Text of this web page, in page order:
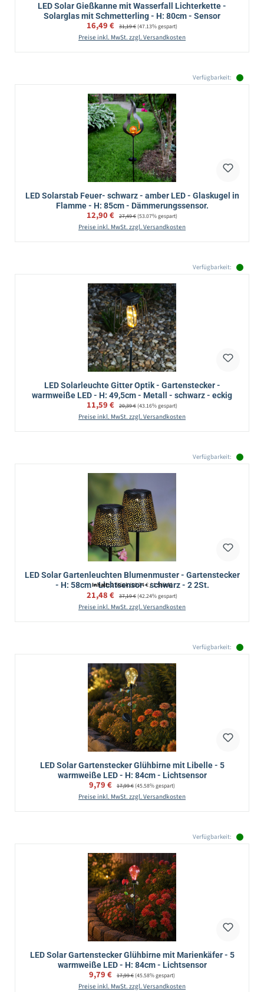
LED Solar Gießkanne mit Wasserfall Lichterkette -
Solarglas mit Schmetterling - H: 80cm - Sensor
Verkaufspreis:
16,49 € Regulärer Preis:
31,19 €(47.13% gespart)
Preise inkl. MwSt. zzgl. Versandkosten
Verfügbarkeit:
LED Solarstab Feuer- schwarz - amber LED - Glaskugel in
Flamme - H: 85cm - Dämmerungssensor.
Verkaufspreis:
12,90 € Regulärer Preis:
27,49 €(53.07% gespart)
Preise inkl. MwSt. zzgl. Versandkosten
Verfügbarkeit:
LED Solarleuchte Gitter Optik - Gartenstecker -
warmweiße LED - H: 49,5cm - Metall - schwarz - eckig
Verkaufspreis:
11,59 € Regulärer Preis:
20,39 €(43.16% gespart)
Preise inkl. MwSt. zzgl. Versandkosten
Verfügbarkeit:
LED Solar Gartenleuchten Blumenmuster - Gartenstecker
- H: 58cm - Lichtsensor - schwarz - 2 2St.
Inhalt:2 Stück(10,74 € / 1 Stück)
Verkaufspreis:
21,48 € Regulärer Preis:
37,19 €(42.24% gespart)
Preise inkl. MwSt. zzgl. Versandkosten
Verfügbarkeit:
LED Solar Gartenstecker Glühbirne mit Libelle - 5
warmweiße LED - H: 84cm - Lichtsensor
Verkaufspreis:
9,79 € Regulärer Preis:
17,99 €(45.58% gespart)
Preise inkl. MwSt. zzgl. Versandkosten
Verfügbarkeit:
LED Solar Gartenstecker Glühbirne mit Marienkäfer - 5
warmweiße LED - H: 84cm - Lichtsensor
Verkaufspreis:
9,79 € Regulärer Preis:
17,99 €(45.58% gespart)
Preise inkl. MwSt. zzgl. Versandkosten